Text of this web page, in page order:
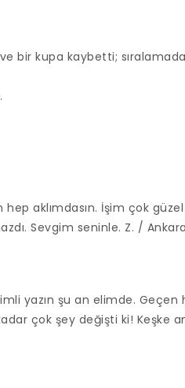
bir kupa kaybetti;
aklımdasın. İşim çok
Sevgim seninle. Z. / Ankara
yazın şu an elimde.
çok şey değişti ki! Keşke